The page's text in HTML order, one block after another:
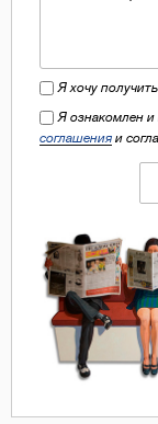
Я хочу
Я ознакомлен
соглашения и